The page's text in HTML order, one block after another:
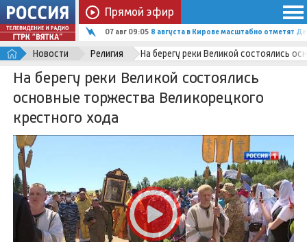
Прямой эфир
07 авг 09:05 8 августа в Кирове масштабно отметят
Новости Религия На берегу реки Великой состоялись
На берегу реки Великой состоялись
основные торжества Великорецкого
крестного хода